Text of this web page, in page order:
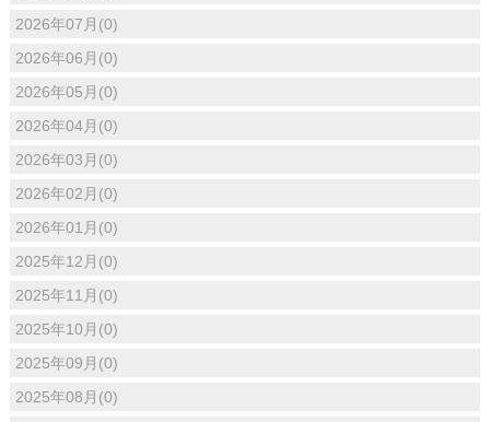
2026年07月(0)
2026年06月(0)
2026年05月(0)
2026年04月(0)
2026年03月(0)
2026年02月(0)
2026年01月(0)
2025年12月(0)
2025年11月(0)
2025年10月(0)
2025年09月(0)
2025年08月(0)